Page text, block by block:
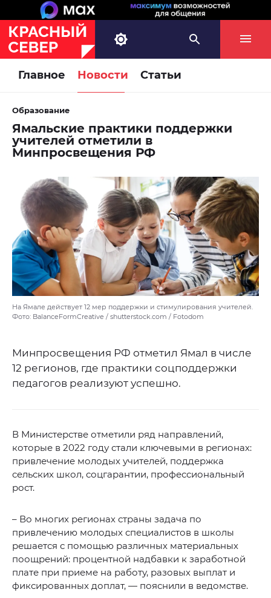
Главное Новости Статьи
Образование
Ямальские практики поддержки
учителей отметили в
Минпросвещения РФ
На Ямале действует 12 мер поддержки и стимулирования учителей.
Фото: BalanceFormCreative / shutterstock.com / Fotodom
Минпросвещения РФ отметил Ямал в числе
12 регионов, где практики соцподдержки
педагогов реализуют успешно.
В Министерстве отметили ряд направлений,
которые в 2022 году стали ключевыми в регионах:
привлечение молодых учителей, поддержка
сельских школ, соцгарантии, профессиональный
рост.
– Во многих регионах страны задача по
привлечению молодых специалистов в школы
решается с помощью различных материальных
поощрений: процентной надбавки к заработной
плате при приеме на работу, разовых выплат и
фиксированных доплат, — пояснили в ведомстве.